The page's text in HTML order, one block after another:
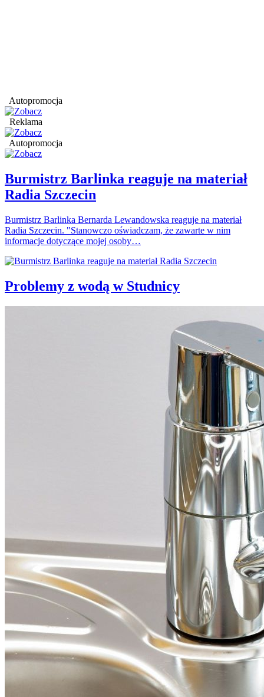
Autopromocja
Reklama
Autopromocja
Burmistrz Barlinka reaguje na materiał
Radia Szczecin
Burmistrz Barlinka Bernarda Lewandowska reaguje na materiał
Radia Szczecin. "Stanowczo oświadczam, że zawarte w nim
informacje dotyczące mojej osoby…
Problemy z wodą w Studnicy